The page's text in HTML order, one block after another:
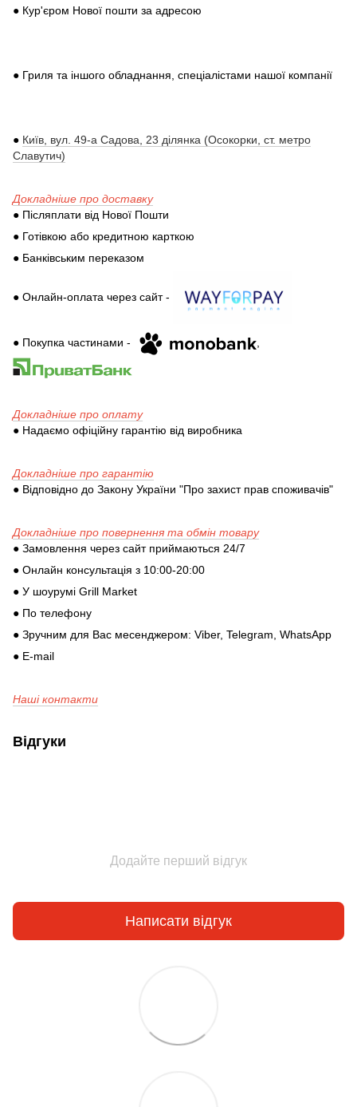
● Кур'єром Нової пошти за адресою
● Гриля та іншого обладнання, спеціалістами нашої компанії
● Київ, вул. 49-а Садова, 23 ділянка (Осокорки, ст. метро
Славутич)
Докладніше про доставку
● Післяплати від Нової Пошти
● Готівкою або кредитною карткою
● Банківським переказом
● Онлайн-оплата через сайт -
● Покупка частинами - ,
Докладніше про оплату
● Надаємо офіційну гарантію від виробника
Докладніше про гарантію
● Відповідно до Закону України "Про захист прав споживачів"
Докладніше про повернення та обмін товару
● Замовлення через сайт приймаються 24/7
● Онлайн консультація з 10:00-20:00
● У шоурумі Grill Market
● По телефону
● Зручним для Вас месенджером: Viber, Telegram, WhatsApp
● E-mail
Наші контакти
Відгуки
Додайте перший відгук
Написати відгук